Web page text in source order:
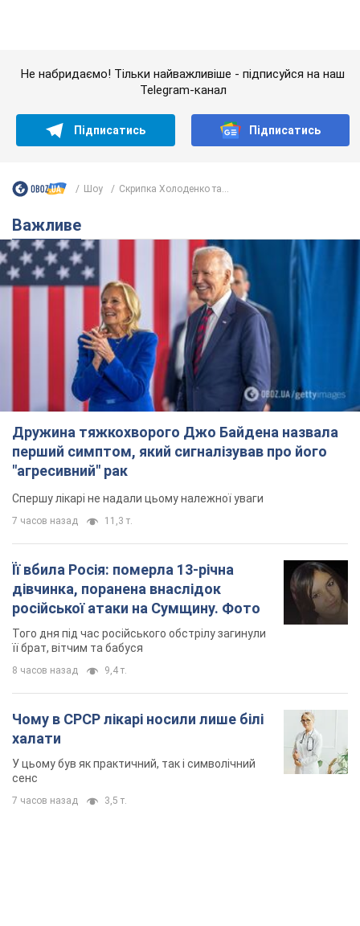
Дружина тяжкохворого Джо Байдена назвала
перший симптом, який сигналізував про його
"агресивний" рак
Спершу лікарі не надали цьому належної уваги
11,3 т.
Її вбила Росія: померла 13-річна
дівчинка, поранена внаслідок
російської атаки на Сумщину. Фото
Того дня під час російського обстрілу загинули
її брат, вітчим та бабуся
8 часов назад
Чому в СРСР лікарі носили лише білі
халати
сенс
7 часов назад 3,5 т.